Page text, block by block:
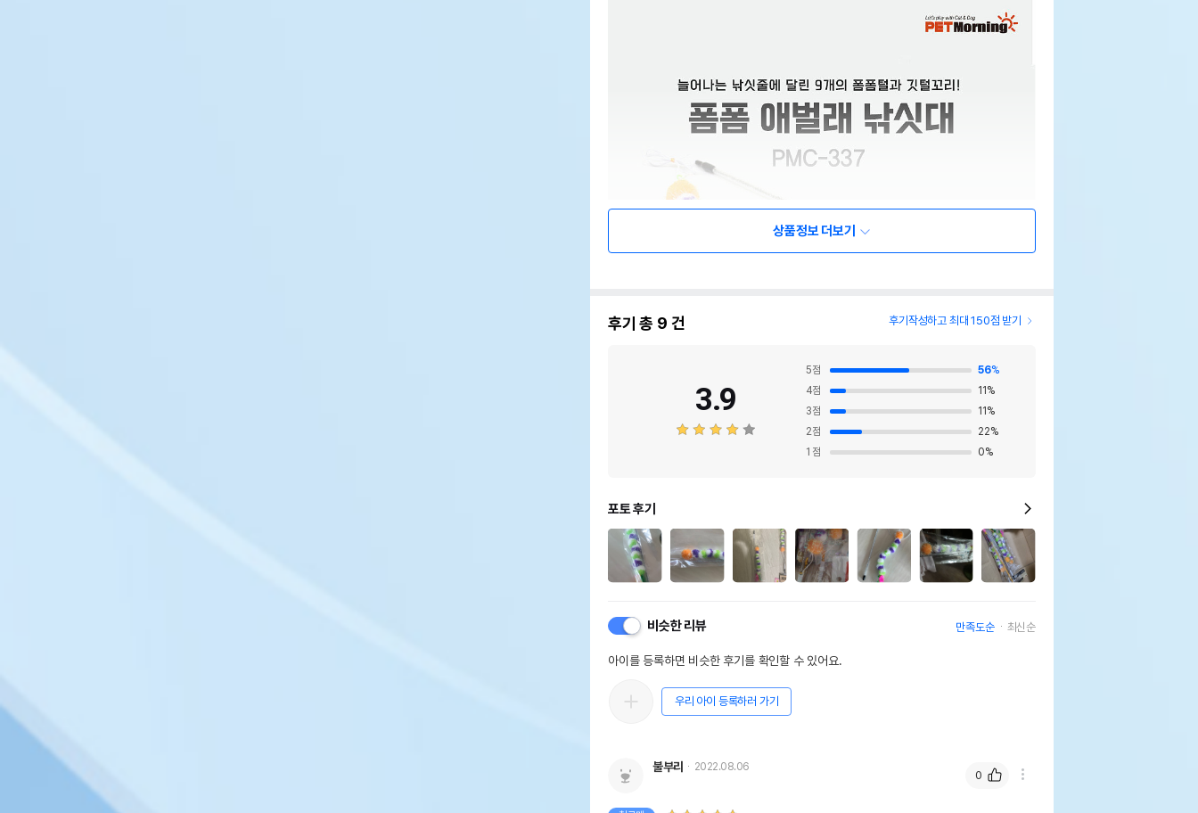
상품정보 더보기
후기 총 9 건 후기작성하고 최대 150점 받기
3.9
5점 56%
4점 11 %
3점 11 %
2점 22%
1 점 0%
포토 후기
비슷한 리뷰 만족도순 최신순
아이를 등록하면 비슷한 후기를 확인할 수 있어요.
우리 아이 등록하러 가기
불부리 2022.08.06
0